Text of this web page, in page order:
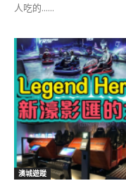
人吃的......
澳城遊蹤